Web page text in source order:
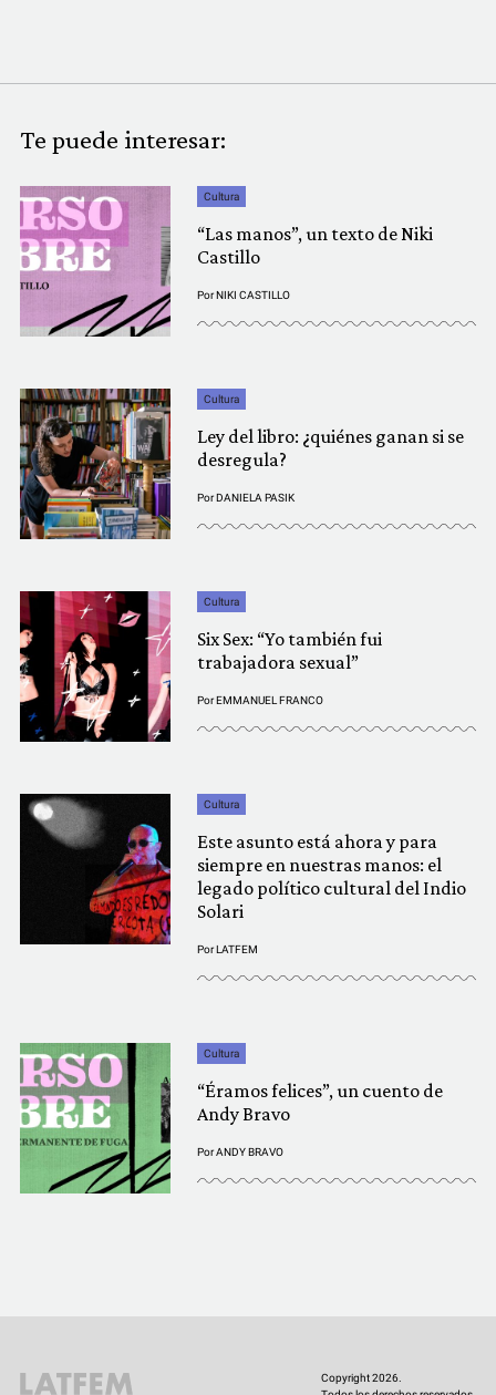
Te puede interesar:
Cultura
“Las manos”, un texto de Niki
Castillo
PorNIKI CASTILLO
Cultura
Ley del libro: ¿quiénes ganan si se
desregula?
PorDANIELA PASIK
Cultura
Six Sex: “Yo también fui
trabajadora sexual”
PorEMMANUEL FRANCO
Cultura
Este asunto está ahora y para
siempre en nuestras manos: el
legado político cultural del Indio
Solari
PorLATFEM
Cultura
“Éramos felices”, un cuento de
Andy Bravo
PorANDY BRAVO
Copyright 2026.